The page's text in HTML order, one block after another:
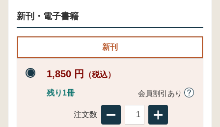
新刊・電子書籍
新刊
1,850 円 （税込）
残り1冊 会員割引あり
注文数